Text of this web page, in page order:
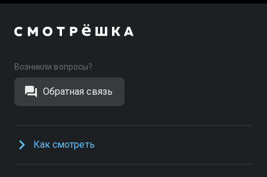
Возникли вопросы?
Обратная связь
Как смотреть